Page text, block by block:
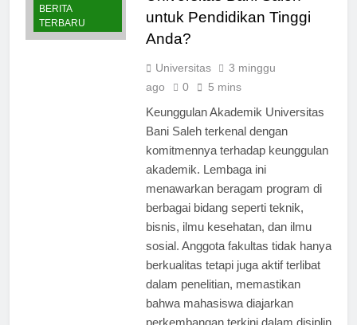
BERITA
Universitas Bani Saleh
untuk Pendidikan Tinggi
Universitas
3 minggu
Keunggulan Akademik Universitas
Bani Saleh terkenal dengan
komitmennya terhadap keunggulan
akademik. Lembaga ini
menawarkan beragam program di
berbagai bidang seperti teknik,
bisnis, ilmu kesehatan, dan ilmu
sosial. Anggota fakultas tidak hanya
berkualitas tetapi juga aktif terlibat
dalam penelitian, memastikan
bahwa mahasiswa diajarkan